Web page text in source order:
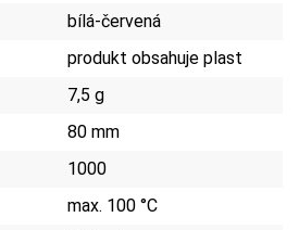
bílá-červená
produkt obsahuje plast
7,5 g
80 mm
1000
max. 100 °C